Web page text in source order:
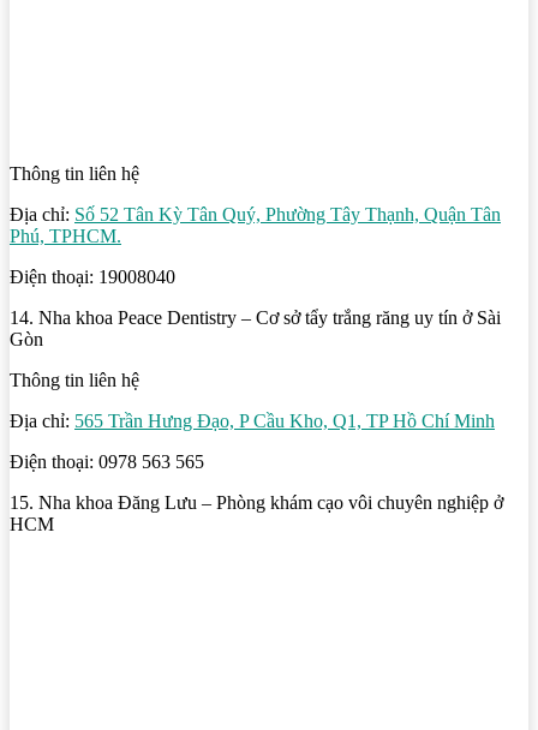
Thông tin liên hệ
Địa chỉ: Số 52 Tân Kỳ Tân Quý, Phường Tây Thạnh, Quận Tân
Phú, TPHCM.
Điện thoại: 19008040
14. Nha khoa Peace Dentistry – Cơ sở tẩy trắng răng uy tín ở Sài
Gòn
Thông tin liên hệ
Địa chỉ: 565 Trần Hưng Đạo, P Cầu Kho, Q1, TP Hồ Chí Minh
Điện thoại: 0978 563 565
15. Nha khoa Đăng Lưu – Phòng khám cạo vôi chuyên nghiệp ở
HCM